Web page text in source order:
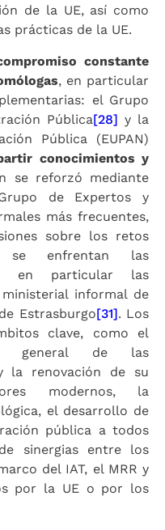
de la UE, así como
prácticas de la UE.
constante
, en particular
el Grupo
Pública[28] y la
Pública (EUPAN)
conocimientos y
se reforzó mediante
de Expertos y
más frecuentes,
sobre los retos
enfrentan las
en particular las
informal de
Estrasburgo[31]. Los
clave, como el
general de las
la renovación de su
modernos, la
el desarrollo de
pública a todos
sinergias entre los
del IAT, el MRR y
por la UE o por los